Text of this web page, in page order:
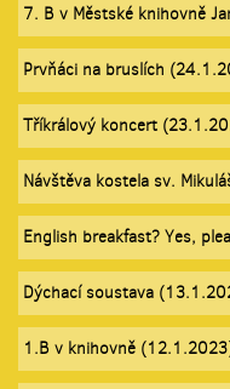
7. B v Městské knihovně
Prvňáci na bruslích
Tříkrálový koncert
Návštěva kostela sv.
English breakfast? Yes,
Dýchací soustava
1.B v knihovně